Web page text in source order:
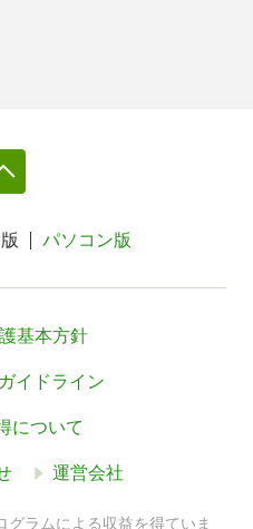
パソコン版
基本方針
イドライン
について
運営会社
ラムによる収益を得ていま